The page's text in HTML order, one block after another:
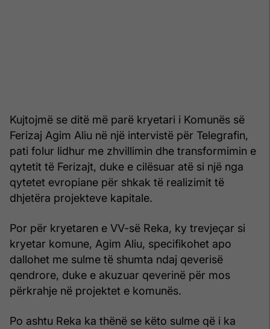
Kujtojmë se ditë më parë kryetari i Komunës së
Ferizaj Agim Aliu në një intervistë për Telegrafin,
pati folur lidhur me zhvillimin dhe transformimin e
qytetit të Ferizajt, duke e cilësuar atë si një nga
qytetet evropiane për shkak të realizimit të
dhjetëra projekteve kapitale.
Por për kryetaren e VV-së Reka, ky trevjeçar si
kryetar komune, Agim Aliu, specifikohet apo
dallohet me sulme të shumta ndaj qeverisë
qendrore, duke e akuzuar qeverinë për mos
përkrahje në projektet e komunës.
Po ashtu Reka ka thënë se këto sulme që i ka